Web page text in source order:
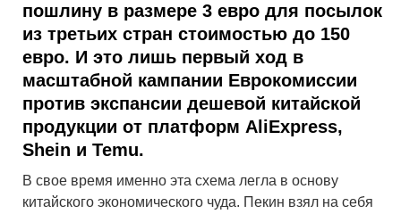
пошлину в размере 3 евро для посылок
из третьих стран стоимостью до 150
евро. И это лишь первый ход в
масштабной кампании Еврокомиссии
против экспансии дешевой китайской
продукции от платформ AliExpress,
Shein и Temu.
В свое время именно эта схема легла в основу
китайского экономического чуда. Пекин взял на себя